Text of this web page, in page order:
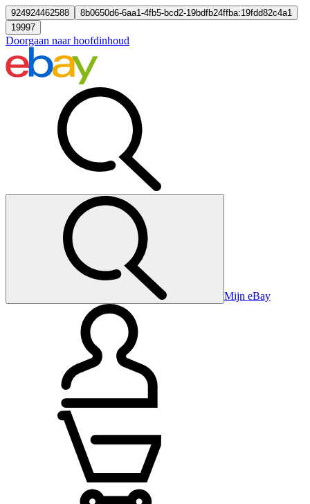
924924462588
8b0650d6-6aa1-4fb5-bcd2-19bdfb24ffba:19fdd82c4a1
19997
Doorgaan naar hoofdinhoud
Mijn eBay